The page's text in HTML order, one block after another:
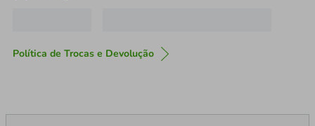
Política de Trocas e Devolução